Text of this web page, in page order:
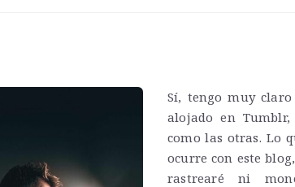
Sí, tengo muy claro
alojado en
como las otras. Lo
ocurre con este
rastrearé ni